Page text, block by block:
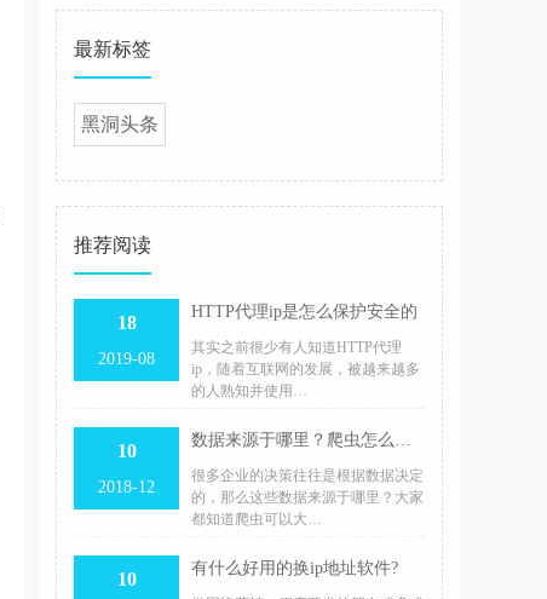
最新标签
黑洞头条
推荐阅读
18
2019-08
HTTP代理ip是怎么保护安全的
其实之前很少有人知道HTTP代理
ip，随着互联网的发展，被越来越多
的人熟知并使用…
10
2018-12
数据来源于哪里？爬虫怎么采集数据？
很多企业的决策往往是根据数据决定
的，那么这些数据来源于哪里？大家
都知道爬虫可以大…
10
有什么好用的换ip地址软件?